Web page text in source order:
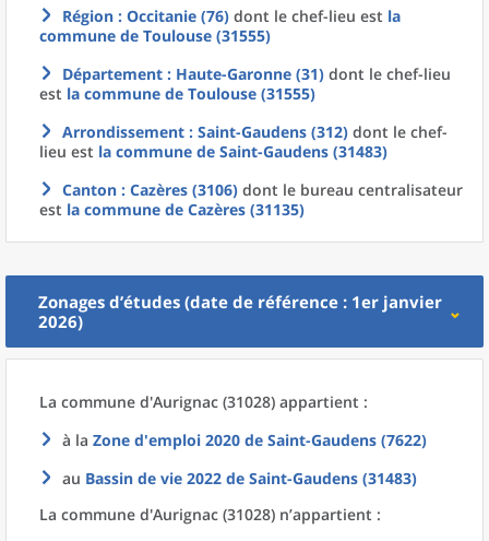
Région : Occitanie (76) dont le chef-lieu est la
commune de Toulouse (31555)
Département : Haute-Garonne (31) dont le chef-lieu
est la commune de Toulouse (31555)
Arrondissement : Saint-Gaudens (312) dont le chef-
lieu est la commune de Saint-Gaudens (31483)
Canton : Cazères (3106) dont le bureau centralisateur
est la commune de Cazères (31135)
Zonages d’études (date de référence : 1er janvier
2026)
La commune d'Aurignac (31028) appartient :
à la Zone d'emploi 2020 de Saint-Gaudens (7622)
au Bassin de vie 2022 de Saint-Gaudens (31483)
La commune d'Aurignac (31028) n’appartient :